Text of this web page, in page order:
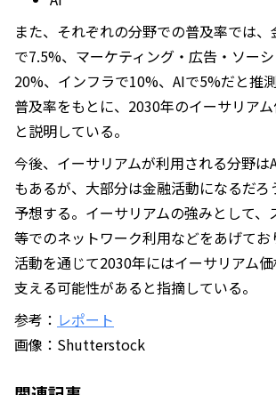
また、それぞれの分野での普及率では
で7.5%、マーケティング・広告・ソー
20%、インフラで10%、AIで5%だと推
普及率をもとに、2030年のイーサリア
と説明している。
今後、イーサリアムが利用される分野は
もあるが、大部分は金融活動になるだろ
予想する。イーサリアムの強みとして、
等でのネットワーク利用などをあげてお
活動を通じて2030年にはイーサリアム
支える可能性があると指摘している。
参考： レポート
画像：Shutterstock